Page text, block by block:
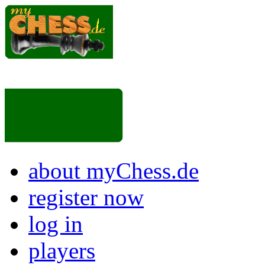
about myChess.de
register now
log in
players